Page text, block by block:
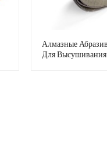
Алмазные
Для